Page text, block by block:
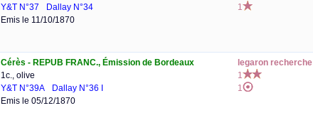
Y&T N°37
Dallay N°34
Emis le 11/10/1870
1
Cérès - REPUB FRANC., Émission de Bordeaux
1c., olive
Y&T N°39A
Dallay N°36 I
Emis le 05/12/1870
legaron recherche
1
1